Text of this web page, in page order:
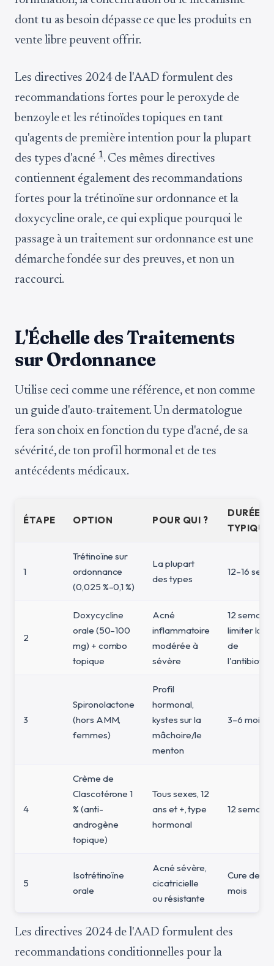
dont tu as besoin dépasse ce que les produits en
vente libre peuvent offrir.
Les directives 2024 de l'AAD formulent des
recommandations fortes pour le peroxyde de
benzoyle et les rétinoïdes topiques en tant
qu'agents de première intention pour la plupart
des types d'acné 1. Ces mêmes directives
contiennent également des recommandations
fortes pour la trétinoïne sur ordonnance et la
doxycycline orale, ce qui explique pourquoi le
passage à un traitement sur ordonnance est une
démarche fondée sur des preuves, et non un
raccourci.
L'Échelle des Traitements
sur Ordonnance
Utilise ceci comme une référence, et non comme
un guide d'auto-traitement. Un dermatologue
fera son choix en fonction du type d'acné, de sa
sévérité, de ton profil hormonal et de tes
antécédents médicaux.
ÉTAPE OPTION POUR QUI ?
DURÉE
TYPIQUE
1
Trétinoïne sur
ordonnance
(0,025 %–0,1 %)
La plupart
des types
12–16
2
Doxycycline
orale (50–100
mg) + combo
topique
Acné
inflammatoire
modérée à
sévère
12
limiter la
de
3
Spironolactone
(hors AMM,
femmes)
Profil
hormonal,
kystes sur la
mâchoire/le
menton
3–6 mois
4
Crème de
Clascotérone 1
% (anti-
androgène
topique)
Tous sexes, 12
ans et +, type
hormonal
12
5
Isotrétinoïne
orale
Acné sévère,
cicatricielle
ou résistante
Cure de
mois
Les directives 2024 de l'AAD formulent des
recommandations conditionnelles pour la